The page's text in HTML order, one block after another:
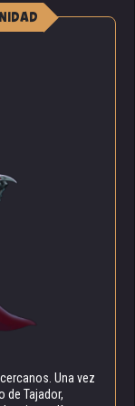
con la
Una vez
de Tajador,